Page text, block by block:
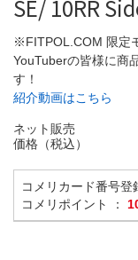
SE/ 10RR
※FITPOL.COM 限定
YouTuberの皆様に商
す！
紹介動画はこちら
ネット販売
価格（税込）
コメリカード番号
コメリポイント ：